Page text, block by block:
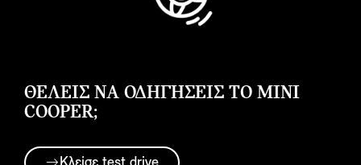
ΘΈΛΕΙΣ ΝΑ ΟΔΗΓΗΣΕΙΣ ΤΟ MINI
COOPER;